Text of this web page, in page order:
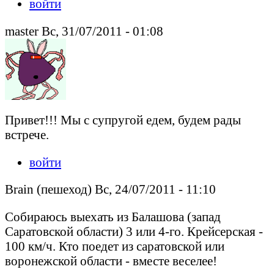
войти
master Вс, 31/07/2011 - 01:08
Привет!!! Мы с супругой едем, будем рады
встрече.
войти
Brain (пешеход) Вс, 24/07/2011 - 11:10
Собираюсь выехать из Балашова (запад
Саратовской области) 3 или 4-го. Крейсерская -
100 км/ч. Кто поедет из саратовской или
воронежской области - вместе веселее!